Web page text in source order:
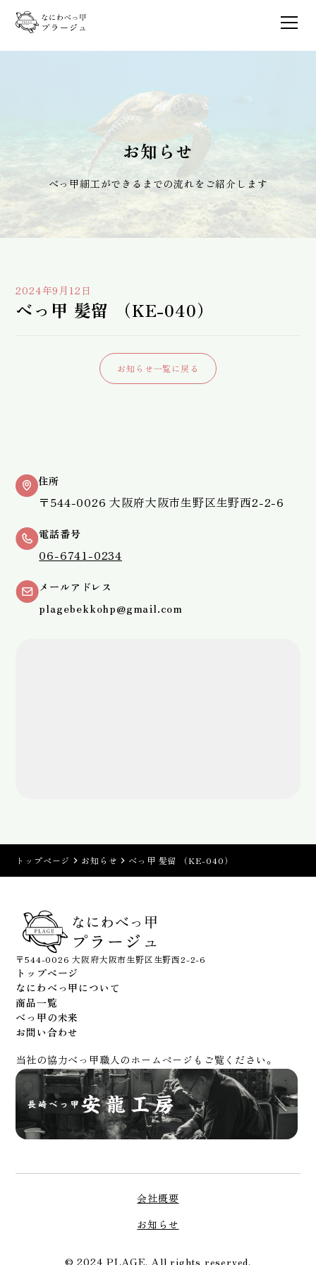
お知らせ
べっ甲細工ができるまでの流れをご紹介します
2024年9月12日
べっ甲 髪留 （KE-040）
お知らせ一覧に戻る
住所
〒544-0026 大阪府大阪市生野区生野西2-2-6
電話番号
06-6741-0234
メールアドレス
plagebekkohp@gmail.com
トップページ お知らせ べっ甲 髪留 （KE-040）
〒544-0026 大阪府大阪市生野区生野西2-2-6
トップページ
なにわべっ甲について
商品一覧
べっ甲の未来
お問い合わせ
当社の協力べっ甲職人のホームページもご覧ください。
© 2024 PLAGE. All rights reserved.
会社概要
お知らせ